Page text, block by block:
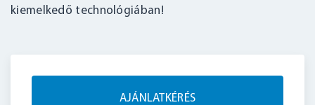
kiemelkedő technológiában!
AJÁNLATKÉRÉS